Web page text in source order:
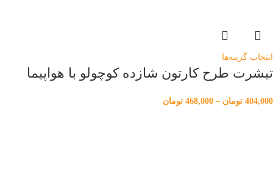
انتخاب گزینه‌ها
تیشرت طرح کارتون شازده کوچولو با هواپیما
404,000 تومان –
468,000 تومان